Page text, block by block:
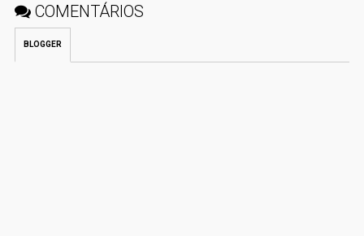
COMENTÁRIOS
BLOGGER